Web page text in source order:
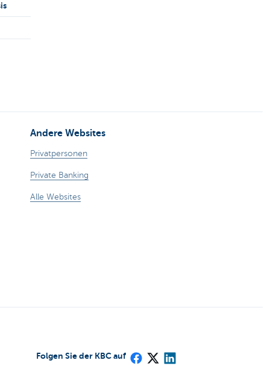
Andere Websites
Privatpersonen
Private Banking
Alle Websites
Folgen Sie der KBC auf